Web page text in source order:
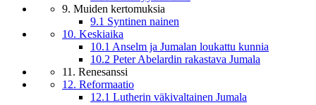
9. Muiden kertomuksia
9.1 Syntinen nainen
10. Keskiaika
10.1 Anselm ja Jumalan loukattu kunnia
10.2 Peter Abelardin rakastava Jumala
11. Renesanssi
12. Reformaatio
12.1 Lutherin väkivaltainen Jumala